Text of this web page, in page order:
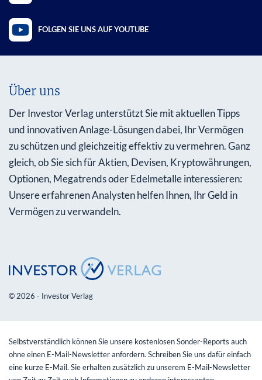
FOLGEN SIE UNS AUF YOUTUBE
Über uns
Der Investor Verlag unterstützt Sie mit aktuellen Tipps
und innovativen Anlage-Lösungen dabei, Ihr Vermögen
zu schützen und gleichzeitig effektiv zu vermehren. Ganz
gleich, ob Sie sich für Aktien, Devisen, Kryptowährungen,
Optionen, Megatrends oder Edelmetalle interessieren:
Unsere erfahrenen Analysten helfen Ihnen, Ihr Geld in
Vermögen zu verwandeln.
© 2026 - Investor Verlag
Selbstverständlich können Sie unsere kostenlosen Sonder-Reports auch
ohne einen E-Mail-Newsletter anfordern. Schreiben Sie uns dafür einfach
eine kurze E-Mail. Sie erhalten zusätzlich zu unserem E-Mail-Newsletter